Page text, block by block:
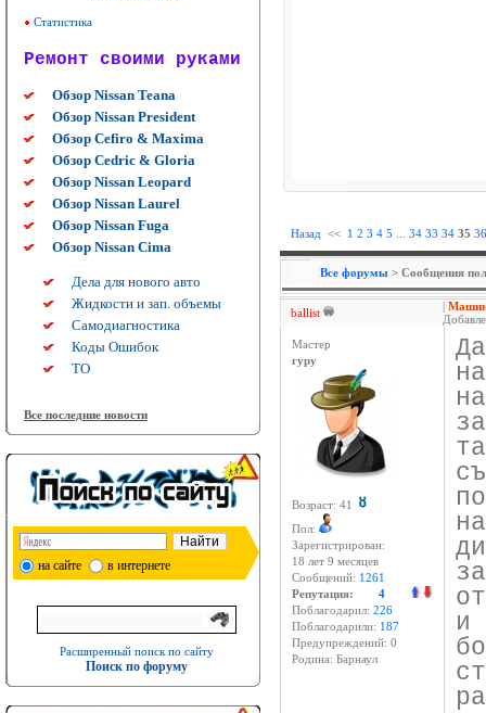
Статистика
Ремонт своими руками
Обзор Nissan Teana
Обзор Nissan President
Обзор Cefiro & Maxima
Обзор Cedric & Gloria
Обзор Nissan Leopard
Обзор Nissan Laurel
Обзор Nissan Fuga
Обзор Nissan Cima
Дела для нового авто
Жидкости и зап. объемы
Самодиагностика
Коды Ошибок
ТО
Все последние новости
на сайте в интернете
Расширенный поиск по сайту
Поиск по форуму
Назад << 1 2 3 4 5 34 33 34 35 36
Все форумы > Сообщения
ballist |
Мастер
гуру
Возраст: 41
Пол:
Зарегистрирован:
18 лет 9 месяцев
Сообщений: 1261
Репутация: 4
Поблагодарил: 226
Поблагодарили: 187
Предупреждений: 0
Родина: Барнаул
и